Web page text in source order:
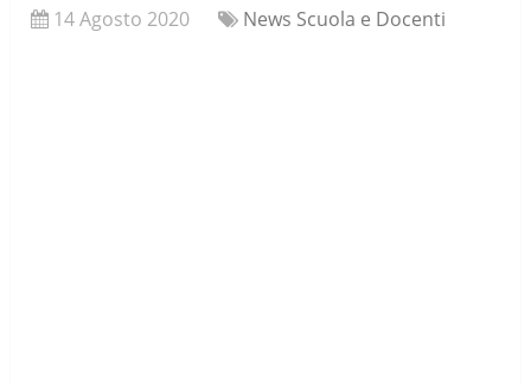
14 Agosto 2020 News Scuola e Docenti